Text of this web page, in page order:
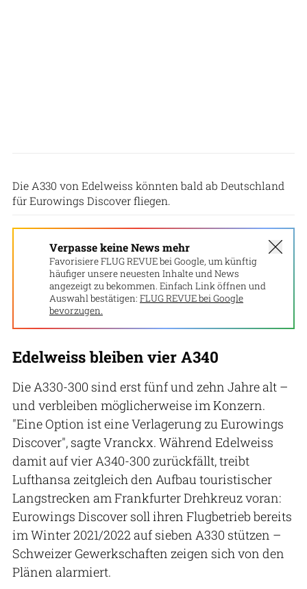
Die A330 von Edelweiss könnten bald ab Deutschland
für Eurowings Discover fliegen.
Verpasse keine News mehr
Favorisiere FLUG REVUE bei Google, um künftig
häufiger unsere neuesten Inhalte und News
angezeigt zu bekommen. Einfach Link öffnen und
Auswahl bestätigen: FLUG REVUE bei Google
bevorzugen.
Edelweiss bleiben vier A340
Die A330-300 sind erst fünf und zehn Jahre alt –
und verbleiben möglicherweise im Konzern.
"Eine Option ist eine Verlagerung zu Eurowings
Discover", sagte Vranckx. Während Edelweiss
damit auf vier A340-300 zurückfällt, treibt
Lufthansa zeitgleich den Aufbau touristischer
Langstrecken am Frankfurter Drehkreuz voran:
Eurowings Discover soll ihren Flugbetrieb bereits
im Winter 2021/2022 auf sieben A330 stützen –
Schweizer Gewerkschaften zeigen sich von den
Plänen alarmiert.